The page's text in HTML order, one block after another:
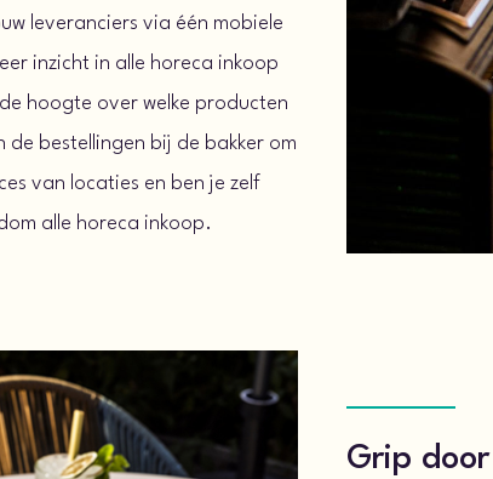
leveranciers via één mobiele
inzicht in alle horeca inkoop
hoogte over welke producten
de bestellingen bij de bakker om
van locaties en ben je zelf
alle horeca inkoop.
Grip